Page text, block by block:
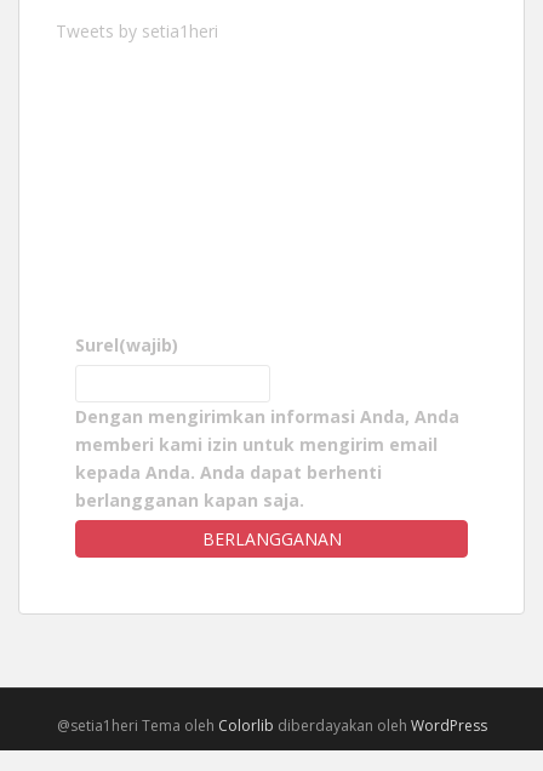
Tweets by setia1heri
Surel(wajib)
Dengan mengirimkan informasi Anda, Anda
memberi kami izin untuk mengirim email
kepada Anda. Anda dapat berhenti
berlangganan kapan saja.
BERLANGGANAN
@setia1heri Tema oleh Colorlib diberdayakan oleh WordPress